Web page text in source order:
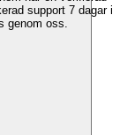
support 7 dagar i
genom oss.